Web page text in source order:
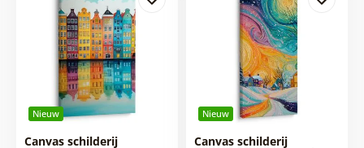
Nieuw
Canvas schilderij
Nieuw
Canvas schilderij